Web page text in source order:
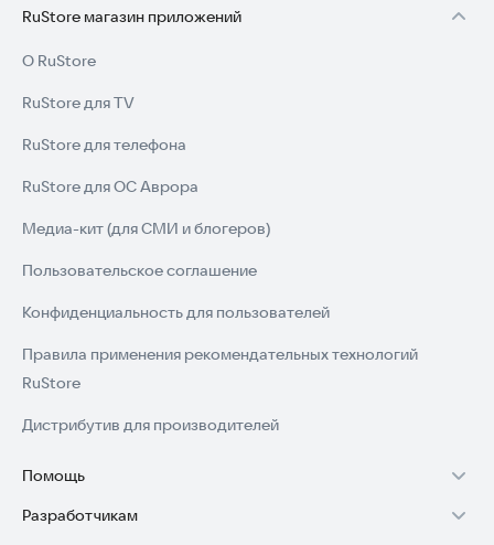
RuStore магазин приложений
О RuStore
RuStore для TV
RuStore для телефона
RuStore для ОС Аврора
Медиа-кит (для СМИ и блогеров)
Пользовательское соглашение
Конфиденциальность для пользователей
Правила применения рекомендательных технологий
RuStore
Дистрибутив для производителей
Помощь
Установка RuStore на TV
Разработчикам